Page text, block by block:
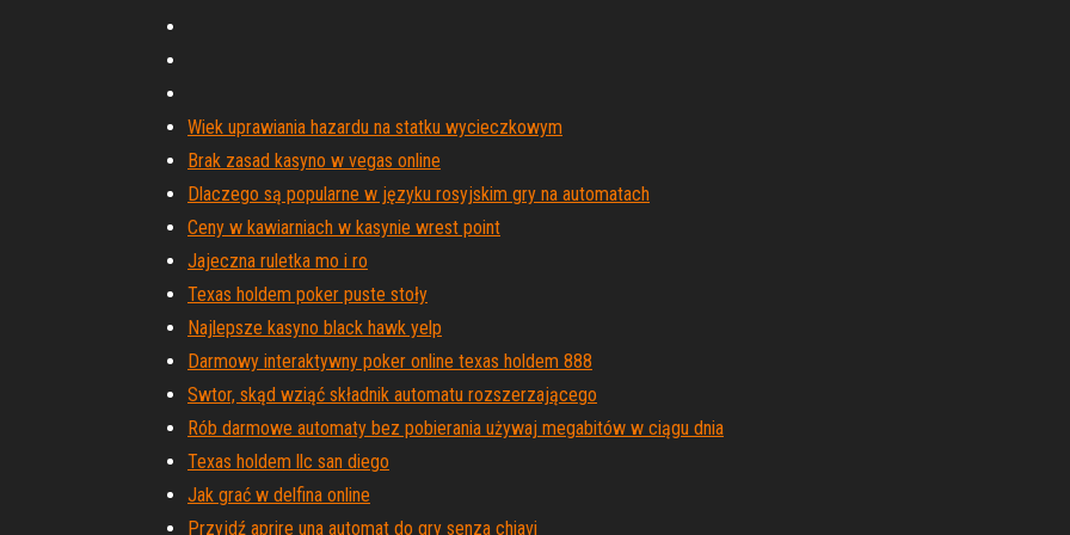
Wiek uprawiania hazardu na statku wycieczkowym
Brak zasad kasyno w vegas online
Dlaczego są popularne w języku rosyjskim gry na automatach
Ceny w kawiarniach w kasynie wrest point
Jajeczna ruletka mo i ro
Texas holdem poker puste stoły
Najlepsze kasyno black hawk yelp
Darmowy interaktywny poker online texas holdem 888
Swtor, skąd wziąć składnik automatu rozszerzającego
Rób darmowe automaty bez pobierania używaj megabitów w ciągu dnia
Texas holdem llc san diego
Jak grać w delfina online
Przyjdź aprire una automat do gry senza chiavi